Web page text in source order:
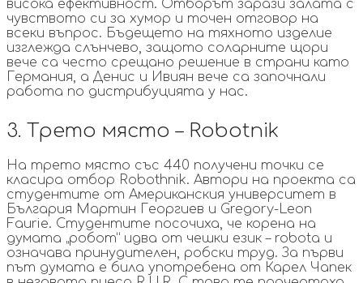
висока ефективност. Отборът зарази залата с
чувството си за хумор и точен отговор на
всеки въпрос. Бъдещето на тяхното изделие
изглежда слънчево, защото соларните щори
вече са често срещано решение в страни като
Германия, а Денис и Ивиян вече са започнали
работа по дистрибуцията у нас.
3. Трето място – Robotnik
На трето място със 440 получени точки се
класира отбор Robothnik. Автори на проекта са
студентите от Американския университет в
България Мартин Георгиев и Gregory-Leon
Faurie. Студентите посочиха, че корена на
думата „робот“ идва от чешки език – robota и
означава принудителен, робски труд. За първи
път думата е била употребена от Карел Чапек